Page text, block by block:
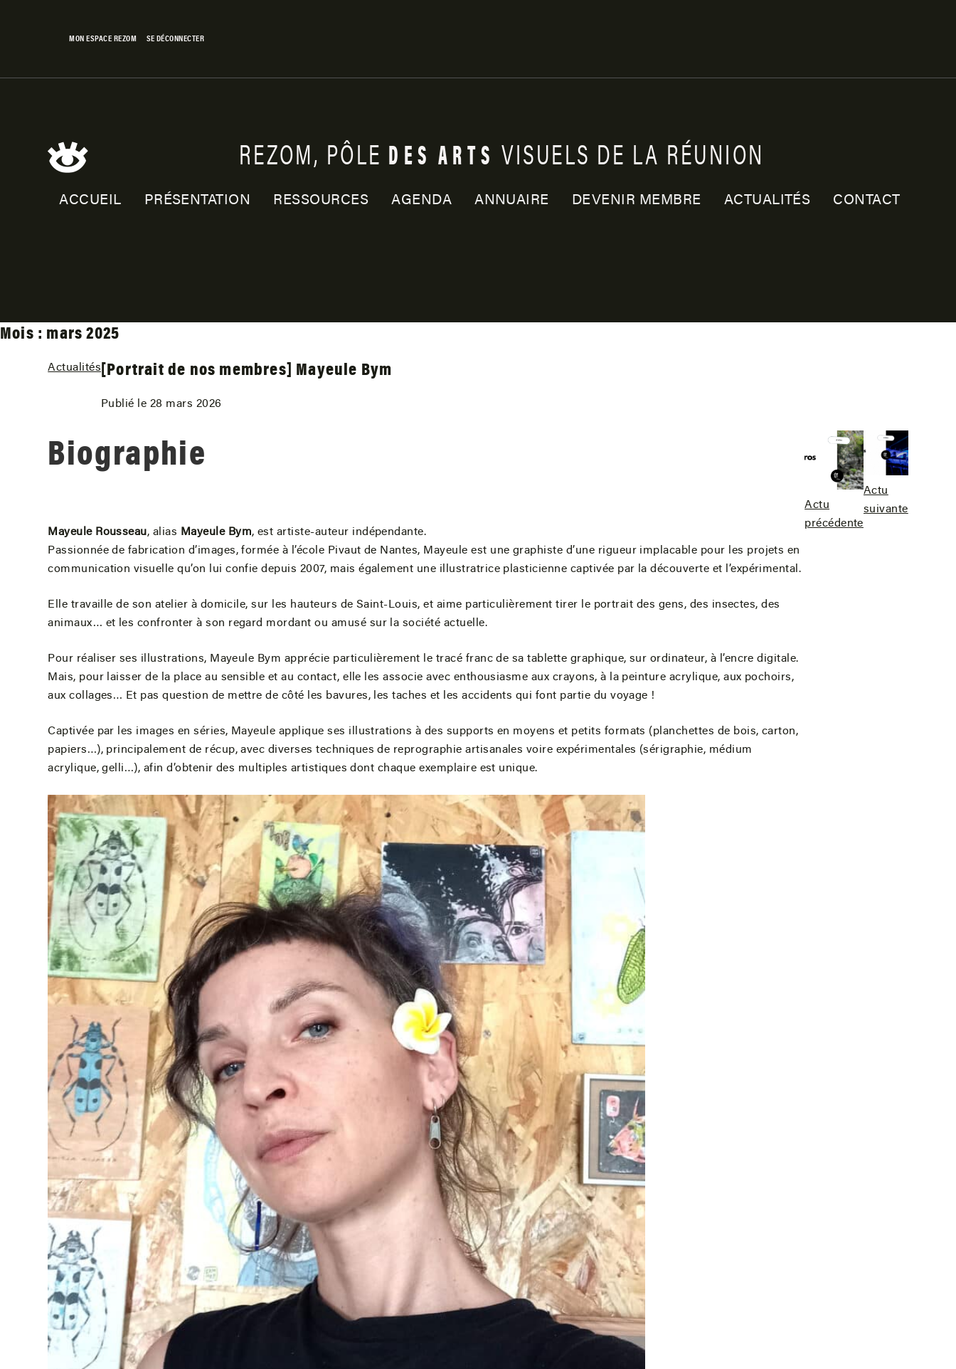
MON ESPACE REZOM SE DÉCONNECTER
Rezom REZOM, PÔLE DES ARTS VISUELS DE LA RÉUNION
ACCUEIL PRÉSENTATION RESSOURCES AGENDA ANNUAIRE DEVENIR MEMBRE ACTUALITÉS CONTACT
Mois : mars 2025
Actualités [Portrait de nos membres] Mayeule Bym
Publié le 28 mars 2026
Biographie
Mayeule Rousseau, alias Mayeule Bym, est artiste-auteur indépendante.
Passionnée de fabrication d’images, formée à l’école Pivaut de Nantes, Mayeule est une graphiste d’une rigueur implacable pour les projets en
communication visuelle qu’on lui confie depuis 2007, mais également une illustratrice plasticienne captivée par la découverte et l’expérimental.
Elle travaille de son atelier à domicile, sur les hauteurs de Saint-Louis, et aime particulièrement tirer le portrait des gens, des insectes, des
animaux… et les confronter à son regard mordant ou amusé sur la société actuelle.
Pour réaliser ses illustrations, Mayeule Bym apprécie particulièrement le tracé franc de sa tablette graphique, sur ordinateur, à l’encre digitale.
Mais, pour laisser de la place au sensible et au contact, elle les associe avec enthousiasme aux crayons, à la peinture acrylique, aux pochoirs,
aux collages… Et pas question de mettre de côté les bavures, les taches et les accidents qui font partie du voyage !
Captivée par les images en séries, Mayeule applique ses illustrations à des supports en moyens et petits formats (planchettes de bois, carton,
papiers…), principalement de récup, avec diverses techniques de reprographie artisanales voire expérimentales (sérigraphie, médium
acrylique, gelli…), afin d’obtenir des multiples artistiques dont chaque exemplaire est unique.
Actu
précédente
Actu
suivante